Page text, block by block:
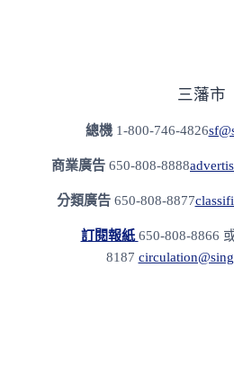
三藩市
總機1-800-746-4826
商業廣告 650-808-8888
分類廣告650-808-8877
訂閱報紙 650-808-8866
8187